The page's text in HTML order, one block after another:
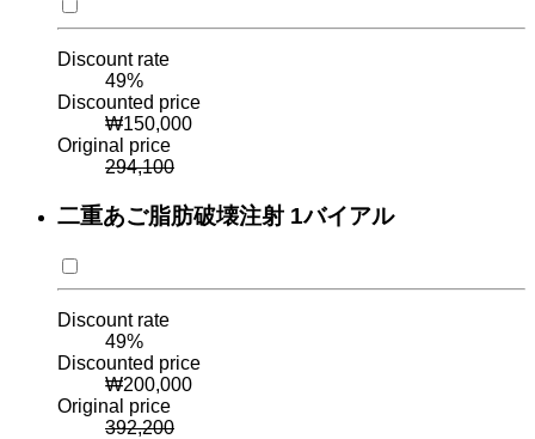
Discount rate
49%
Discounted price
₩150,000
Original price
294,100
二重あご脂肪破壊注射 1バイアル
Discount rate
49%
Discounted price
₩200,000
Original price
392,200